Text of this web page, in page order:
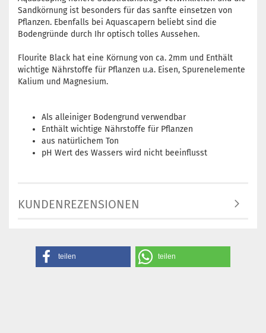
Sandkörnung ist besonders für das sanfte einsetzen von
Pflanzen. Ebenfalls bei Aquascapern beliebt sind die
Bodengründe durch Ihr optisch tolles Aussehen.
Flourite Black hat eine Körnung von ca. 2mm und Enthält
wichtige Nährstoffe für Pflanzen u.a. Eisen, Spurenelemente
Kalium und Magnesium.
Als alleiniger Bodengrund verwendbar
Enthält wichtige Nährstoffe für Pflanzen
aus natürlichem Ton
pH Wert des Wassers wird nicht beeinflusst
KUNDENREZENSIONEN
teilen teilen